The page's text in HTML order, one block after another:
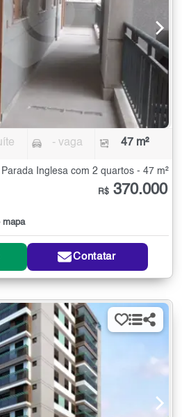
- vaga 47 m²
Inglesa com 2 quartos - 47 m²
mapa
R$ 370.000
Contatar